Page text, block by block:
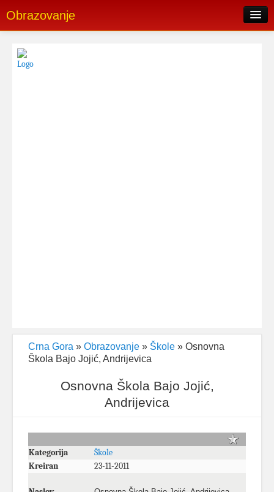
Obrazovanje
Skorašnji oglasi
Crna Gora » Obrazovanje » Škole » Osnovna
Škola Bajo Jojić, Andrijevica
Osnovna Škola Bajo Jojić,
Andrijevica
Kategorija
Škole
Kreiran
23-11-2011